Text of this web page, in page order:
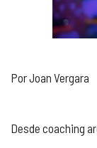
Por Joan Vergara
Desde coaching